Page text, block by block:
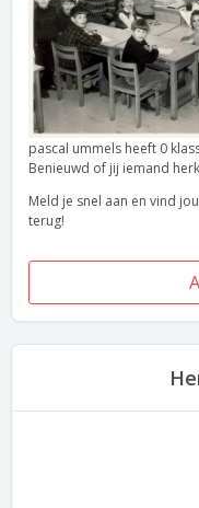
pascal ummels heeft 0
Benieuwd of jij iemand
Meld je snel aan en vind
terug!